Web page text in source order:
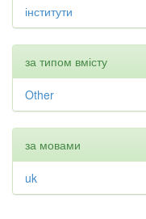
інститути
за типом вмісту
Other
за мовами
uk